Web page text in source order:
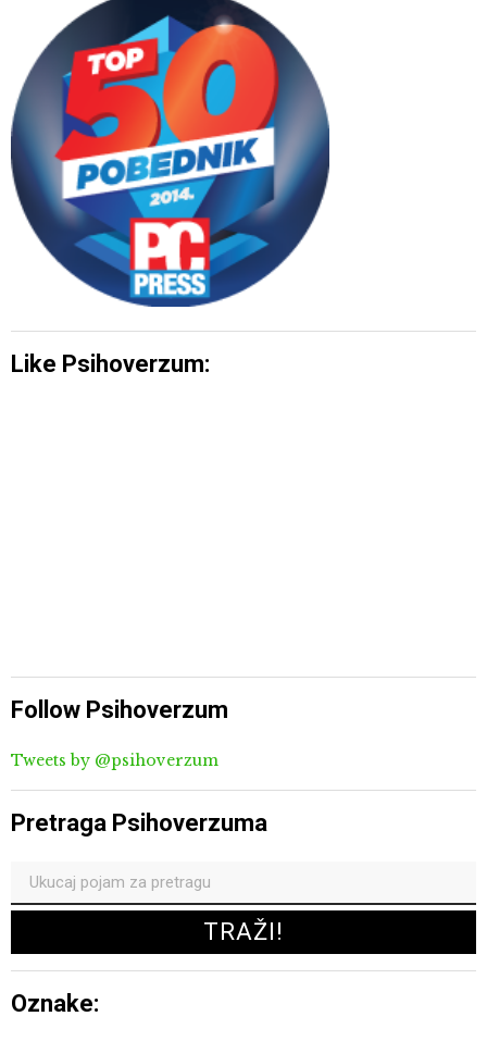
Like Psihoverzum:
Follow Psihoverzum
Tweets by @psihoverzum
Pretraga Psihoverzuma
Oznake: